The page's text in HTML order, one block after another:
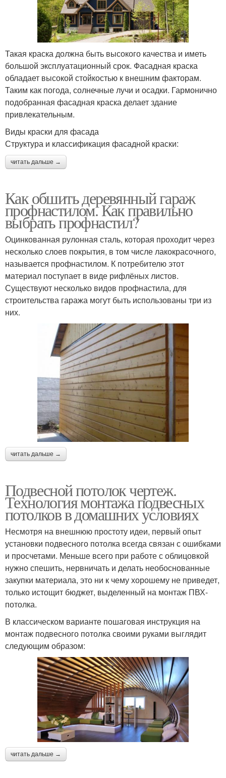
Такая краска должна быть высокого качества и иметь
большой эксплуатационный срок. Фасадная краска
обладает высокой стойкостью к внешним факторам.
Таким как погода, солнечные лучи и осадки. Гармонично
подобранная фасадная краска делает здание
привлекательным.
Виды краски для фасада
Структура и классификация фасадной краски:
читать дальше →
Как обшить деревянный гараж
профнастилом. Как правильно
выбрать профнастил?
Оцинкованная рулонная сталь, которая проходит через
несколько слоев покрытия, в том числе лакокрасочного,
называется профнастилом. К потребителю этот
материал поступает в виде рифлёных листов.
Существуют несколько видов профнастила, для
строительства гаража могут быть использованы три из
них.
читать дальше →
Подвесной потолок чертеж.
Технология монтажа подвесных
потолков в домашних условиях
Несмотря на внешнюю простоту идеи, первый опыт
установки подвесного потолка всегда связан с ошибками
и просчетами. Меньше всего при работе с облицовкой
нужно спешить, нервничать и делать необоснованные
закупки материала, это ни к чему хорошему не приведет,
только истощит бюджет, выделенный на монтаж ПВХ-
потолка.
В классическом варианте пошаговая инструкция на
монтаж подвесного потолка своими руками выглядит
следующим образом:
читать дальше →